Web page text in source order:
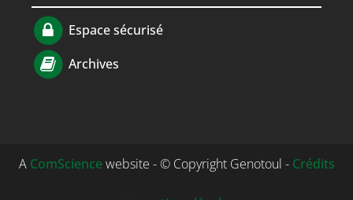
Espace sécurisé
Archives
A ComSciencewebsite - © Copyright Genotoul - Crédits